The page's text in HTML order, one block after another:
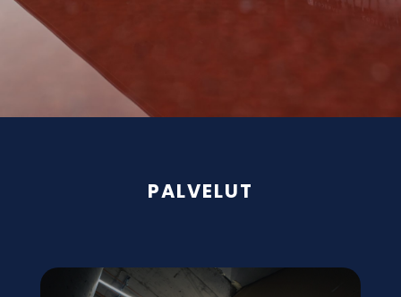
PALVELUT